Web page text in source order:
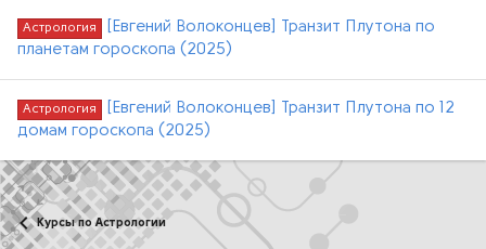
Астрология
[Евгений Волоконцев] Транзит Плутона по
планетам гороскопа (2025)
Астрология
[Евгений Волоконцев] Транзит Плутона по 12
домам гороскопа (2025)
Курсы по Астрологии